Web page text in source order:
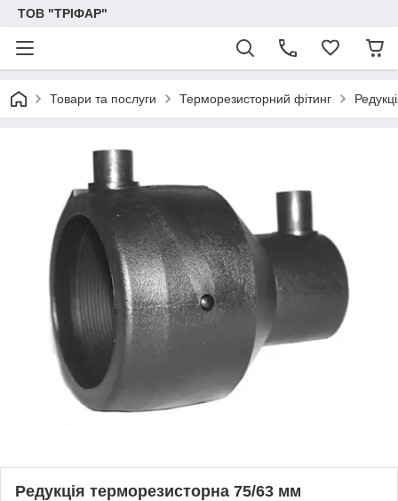
ТОВ "ТРІФАР"
Товари та послуги Терморезисторний фітинг
Редукція терморезисторна 75/63 мм